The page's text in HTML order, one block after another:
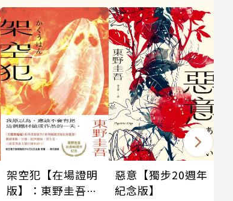
架空犯【在場證明
版】：東野圭吾出
惡意【獨步20週年
紀念版】